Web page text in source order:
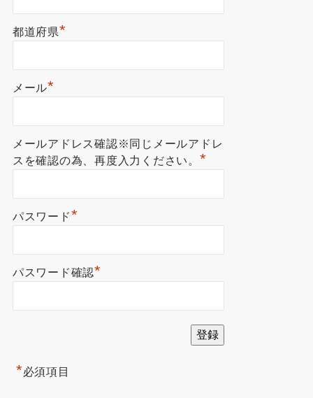
都道府県*
メール*
メールアドレス確認※同じメールアドレ
スを確認の為、再度入力ください。 *
パスワード*
パスワード確認*
*必須項目